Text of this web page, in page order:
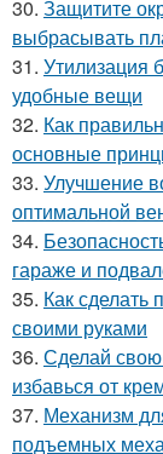
30. Защитите
выбрасывать
31. Утилизация
удобные вещи
32. Как
основные
33. Улучшение
оптимальной
34.
гараже и
35. Как сделать
своими руками
36. Сделай
избавься от
37. Механизм
подъемных